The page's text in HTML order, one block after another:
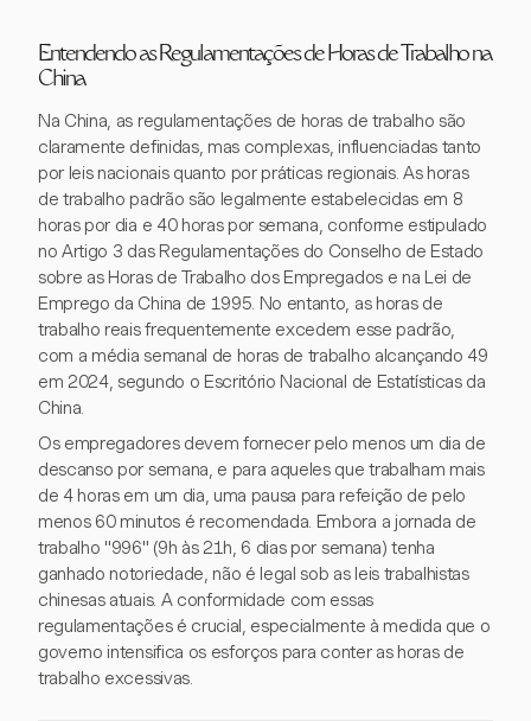
Entendendo as Regulamentações de Horas de Trabalho na
China
Na China, as regulamentações de horas de trabalho são
claramente definidas, mas complexas, influenciadas tanto
por leis nacionais quanto por práticas regionais. As horas
de trabalho padrão são legalmente estabelecidas em 8
horas por dia e 40 horas por semana, conforme estipulado
no Artigo 3 das Regulamentações do Conselho de Estado
sobre as Horas de Trabalho dos Empregados e na Lei de
Emprego da China de 1995. No entanto, as horas de
trabalho reais frequentemente excedem esse padrão,
com a média semanal de horas de trabalho alcançando 49
em 2024, segundo o Escritório Nacional de Estatísticas da
China.
Os empregadores devem fornecer pelo menos um dia de
descanso por semana, e para aqueles que trabalham mais
de 4 horas em um dia, uma pausa para refeição de pelo
menos 60 minutos é recomendada. Embora a jornada de
trabalho "996" (9h às 21h, 6 dias por semana) tenha
ganhado notoriedade, não é legal sob as leis trabalhistas
chinesas atuais. A conformidade com essas
regulamentações é crucial, especialmente à medida que o
governo intensifica os esforços para conter as horas de
trabalho excessivas.